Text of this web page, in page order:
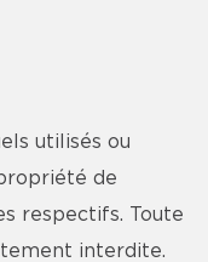
utilisés ou
de
respectifs. Toute
interdite.